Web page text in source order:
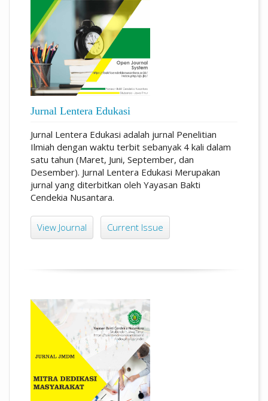
Jurnal Lentera Edukasi
Jurnal Lentera Edukasi adalah jurnal Penelitian
Ilmiah dengan waktu terbit sebanyak 4 kali dalam
satu tahun (Maret, Juni, September, dan
Desember). Jurnal Lentera Edukasi Merupakan
jurnal yang diterbitkan oleh Yayasan Bakti
Cendekia Nusantara.
View Journal Current Issue